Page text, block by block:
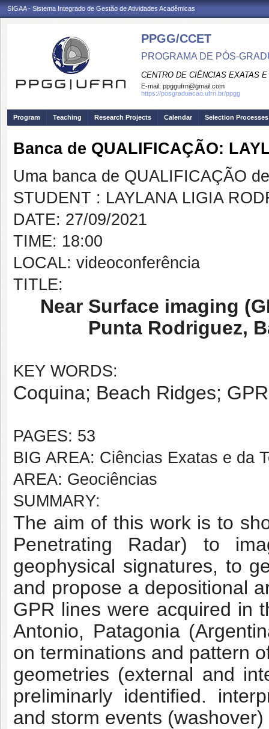
SIGAA - Sistema Integrado de Gestão de Atividades Acadêmicas
PPGG/CCET
PROGRAMA DE PÓS-
CENTRO DE CIÊNCIAS EXATAS
E-mail: ppggufrn@gmail.com
https://posgraduacao.ufrn.br/ppgg
Program Teaching Research Projects Calendar Selection Processes
Banca de QUALIFICAÇÃO:
Uma banca de QUALIFICAÇÃO
STUDENT : LAYLANA LIGIA
DATE: 27/09/2021
TIME: 18:00
LOCAL: videoconferência
TITLE:
Near Surface imaging
Punta Rodriguez,
KEY WORDS:
Coquina; Beach Ridges;
PAGES: 53
BIG AREA: Ciências Exatas e da
AREA: Geociências
SUMMARY:
The aim of this work is to
Penetrating Radar) to
geophysical signatures, to
and propose a depositional
GPR lines were acquired in
Antonio, Patagonia
on terminations and pattern
geometries (external and
preliminarly identified.
and storm events